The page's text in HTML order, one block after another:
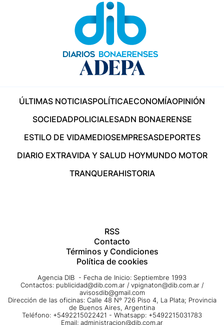
ÚLTIMAS NOTICIASPOLÍTICAECONOMÍAOPINIÓN
SOCIEDADPOLICIALESADN BONAERENSE
ESTILO DE VIDAMEDIOSEMPRESASDEPORTES
DIARIO EXTRAVIDA Y SALUD HOYMUNDO MOTOR
TRANQUERAHISTORIA
RSS
Contacto
Términos y Condiciones
Política de cookies
Agencia DIB - Fecha de Inicio: Septiembre 1993
Contactos: publicidad@dib.com.ar / vpignaton@dib.com.ar /
avisosdib@gmail.com
Dirección de las oficinas: Calle 48 Nº 726 Piso 4, La Plata; Provincia
de Buenos Aires, Argentina
Teléfono: +5492215022421 - Whatsapp: +5492215031783
Email: administracion@dib.com.ar